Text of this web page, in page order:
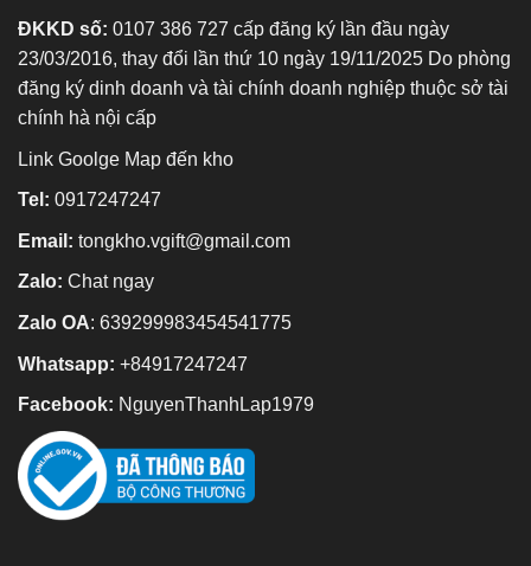
ĐKKD số: 0107 386 727 cấp đăng ký lần đầu ngày
23/03/2016, thay đổi lần thứ 10 ngày 19/11/2025 Do phòng
đăng ký dinh doanh và tài chính doanh nghiệp thuộc sở tài
chính hà nội cấp
Link Goolge Map đến kho
Tel: 0917247247
Email: tongkho.vgift@gmail.com
Zalo: Chat ngay
Zalo OA: 639299983454541775
Whatsapp: +84917247247
Facebook: NguyenThanhLap1979